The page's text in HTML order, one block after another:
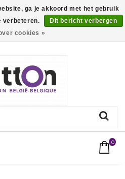
+32 (0)13560051
0
ga je akkoord met het gebruik
verbeteren.
Dit bericht verbergen
cookies »